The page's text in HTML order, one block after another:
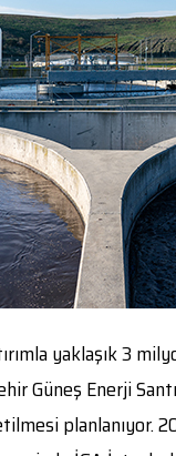
yaklaşık 3
Güneş Enerji
planlanıyor.